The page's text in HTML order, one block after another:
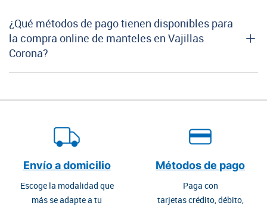
¿Qué métodos de pago tienen disponibles para
la compra online de manteles en Vajillas
Corona?
Envío a domicilio
Escoge la modalidad que
más se adapte a tu
Métodos de pago
Paga con
tarjetas crédito, débito,